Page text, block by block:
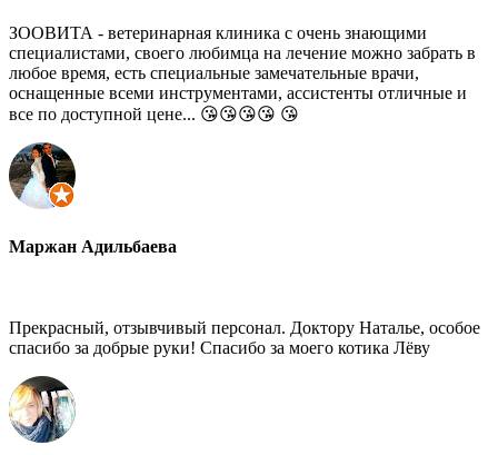
ЗООВИТА - ветеринарная клиника с очень знающими
специалистами, своего любимца на лечение можно забрать в
любое время, есть специальные замечательные врачи,
оснащенные всеми инструментами, ассистенты отличные и
все по доступной цене... 😘😘😘😘 😘
Маржан Адильбаева
Прекрасный, отзывчивый персонал. Доктору Наталье, особое
спасибо за добрые руки! Спасибо за моего котика Лёву